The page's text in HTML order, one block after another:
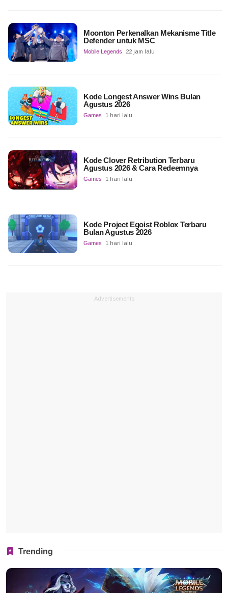
Moonton Perkenalkan Mekanisme Title
Defender untuk MSC
Mobile Legends 22 jam lalu
Kode Longest Answer Wins Bulan
Agustus 2026
Games 1 hari lalu
Kode Clover Retribution Terbaru
Agustus 2026 & Cara Redeemnya
Games 1 hari lalu
Kode Project Egoist Roblox Terbaru
Bulan Agustus 2026
Games 1 hari lalu
Advertisements
Trending